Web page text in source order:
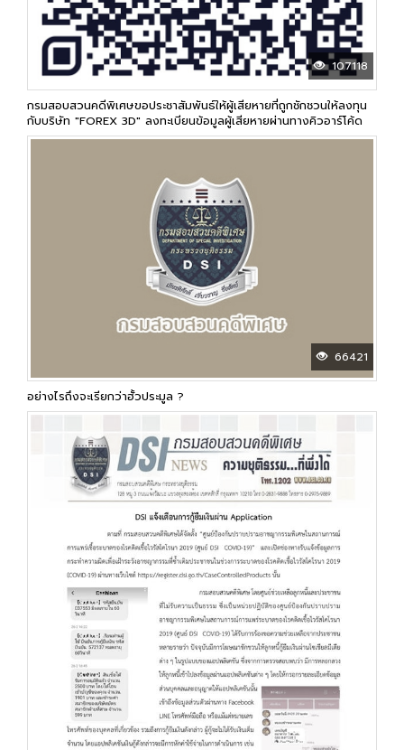
107118
กรมสอบสวนคดีพิเศษขอประชาสัมพันธ์ให้ผู้เสียหายที่ถูกชักชวนให้ลงทุน
กับบริษัท "FOREX 3D" ลงทะเบียนข้อมูลผู้เสียหายผ่านทางคิวอาร์โค้ด
66421
อย่างไรถึงจะเรียกว่าฮั้วประมูล ?